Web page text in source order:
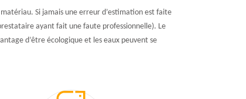
Si jamais une erreur d’estimation est faite
ayant fait une faute professionnelle). Le
d’être écologique et les eaux peuvent se